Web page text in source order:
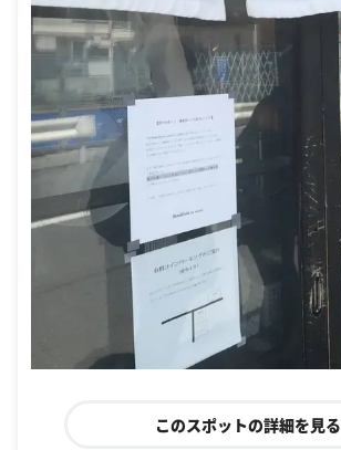
このスポットの詳細を見る